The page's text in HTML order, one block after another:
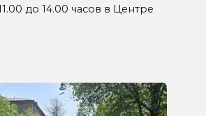
до 14.00 часов в Центре